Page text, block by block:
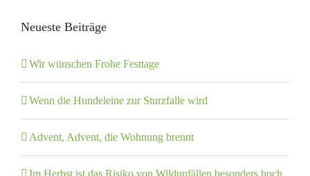
Neueste Beiträge
Wir wünschen Frohe Festtage
Wenn die Hundeleine zur Sturzfalle wird
Advent, Advent, die Wohnung brennt